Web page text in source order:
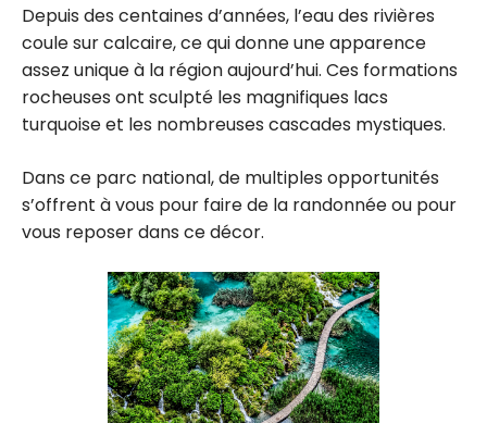
Depuis des centaines d’années, l’eau des rivières
coule sur calcaire, ce qui donne une apparence
assez unique à la région aujourd’hui. Ces formations
rocheuses ont sculpté les magnifiques lacs
turquoise et les nombreuses cascades mystiques.
Dans ce parc national, de multiples opportunités
s’offrent à vous pour faire de la randonnée ou pour
vous reposer dans ce décor.